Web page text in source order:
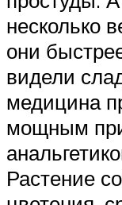
несколько
они
видели
медицина
мощным
Растение